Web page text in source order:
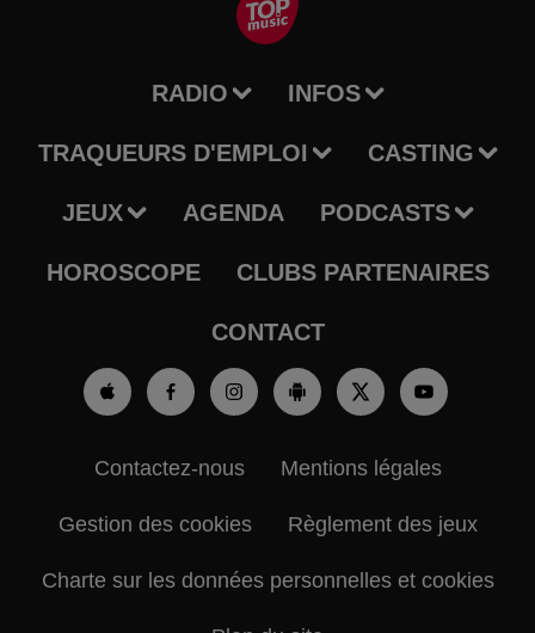
RADIO INFOS
TRAQUEURS D'EMPLOI CASTING
JEUX AGENDA PODCASTS
HOROSCOPE CLUBS PARTENAIRES
CONTACT
Contactez-nous Mentions légales
Gestion des cookies Règlement des jeux
Charte sur les données personnelles et cookies